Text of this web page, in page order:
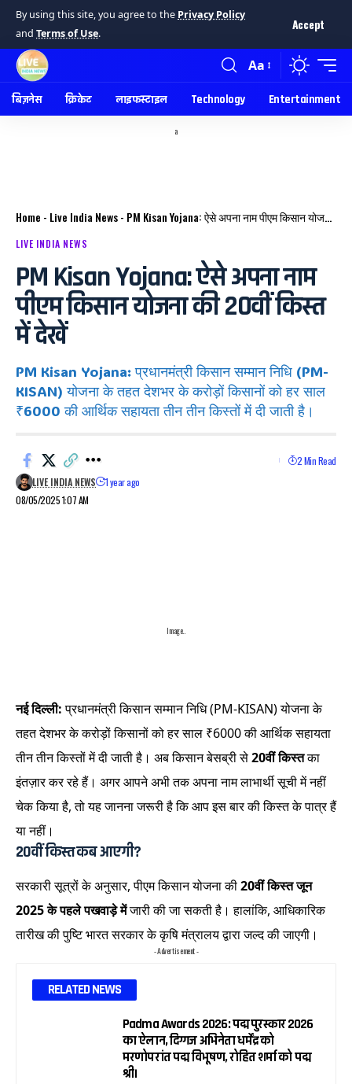
By using this site, you agree to the Privacy Policy
and Terms of Use.
Accept
Aa
बिज़नेस क्रिकेट लाइफस्टाइल Technology Entertainment
a
Home - Live India News- PM Kisan Yojana: ऐसे अपना नाम पीएम किसान योजना की 20वीं किस्त में देखें
LIVE INDIA NEWS
PM Kisan Yojana: ऐसे अपना नाम
पीएम किसान योजना की 20वीं किस्त
में देखें
PM Kisan Yojana: प्रधानमंत्री किसान सम्मान निधि (PM-
KISAN) योजना के तहत देशभर के करोड़ों किसानों को हर साल
₹6000 की आर्थिक सहायता तीन तीन किस्तों में दी जाती है।
08/05/2025 1:07 AM
LIVE INDIA NEWS 1 year ago
2 Min Read
Image..
नई दिल्ली:प्रधानमंत्री किसान सम्मान निधि (PM-KISAN) योजना के
तहत देशभर के करोड़ों किसानों को हर साल ₹6000 की आर्थिक सहायता
तीन तीन किस्तों में दी जाती है। अब किसान बेसब्री से20वीं किस्तका
इंतज़ार कर रहे हैं। अगर आपने अभी तक अपना नाम लाभार्थी सूची में नहीं
चेक किया है, तो यह जानना जरूरी है कि आप इस बार की किस्त के पात्र हैं
या नहीं।
20वीं किस्त कब आएगी?
सरकारी सूत्रों के अनुसार, पीएम किसान योजना की20वीं किस्त जून
2025 के पहले पखवाड़े मेंजारी की जा सकती है। हालांकि, आधिकारिक
तारीख की पुष्टि भारत सरकार के कृषि मंत्रालय द्वारा जल्द की जाएगी।
- Advertisement -
RELATED NEWS
Padma Awards 2026: पद्म पुरस्कार 2026
का ऐलान, दिग्गज अभिनेता धर्मेंद्र को
मरणोपरांत पद्म विभूषण, रोहित शर्मा को पद्म
श्री।